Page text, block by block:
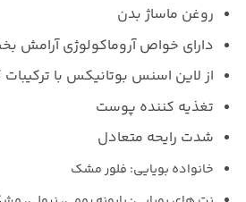
روغن ماساژ بدن
دارای خواص آروماکولوژی آرامش
از لاین اسنس بوتانیکس با
تغذیه کننده پوست
شدت رایحه متعادل
خانواده بویایی: فلور مشک